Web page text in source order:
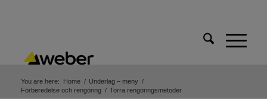
You are here: Home / Underlag – meny /
Förberedelse och rengöring / Torra rengöringsmetoder